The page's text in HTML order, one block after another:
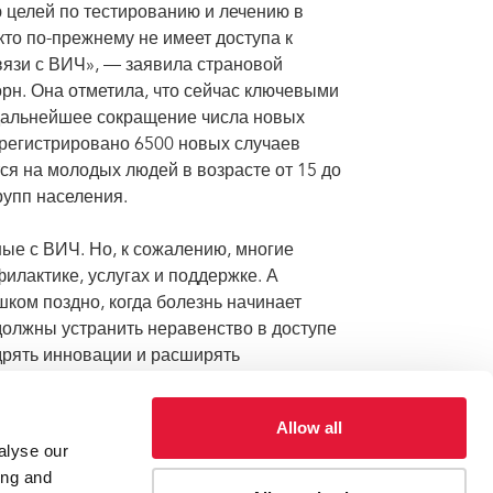
our
and
Allow all
по тестированию и лечению в
по-прежнему не имеет доступа к
с ВИЧ», — заявила страновой
Она отметила, что сейчас ключевыми
сокращение числа новых
6500 новых случаев
на молодых людей в возрасте от 15 до
населения.
с ВИЧ. Но, к сожалению, многие
услугах и поддержке. А
поздно, когда болезнь начинает
устранить неравенство в доступе
инновации и расширять